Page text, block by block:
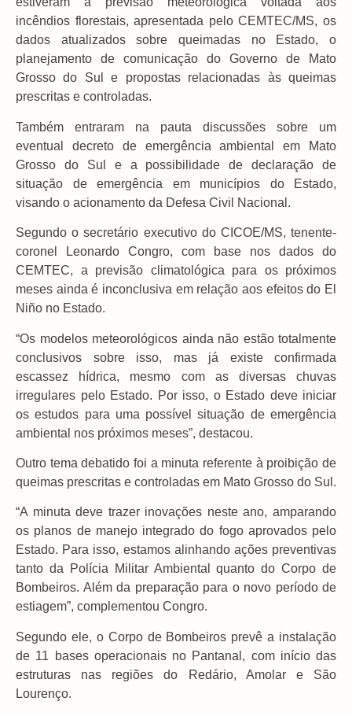
incêndios florestais, apresentada pelo CEMTEC/MS, os
dados atualizados sobre queimadas no Estado, o
planejamento de comunicação do Governo de Mato
Grosso do Sul e propostas relacionadas às queimas
prescritas e controladas.
Também entraram na pauta discussões sobre um
eventual decreto de emergência ambiental em Mato
Grosso do Sul e a possibilidade de declaração de
situação de emergência em municípios do Estado,
visando o acionamento da Defesa Civil Nacional.
Segundo o secretário executivo do CICOE/MS, tenente-
coronel Leonardo Congro, com base nos dados do
CEMTEC, a previsão climatológica para os próximos
meses ainda é inconclusiva em relação aos efeitos do El
Niño no Estado.
“Os modelos meteorológicos ainda não estão totalmente
conclusivos sobre isso, mas já existe confirmada
escassez hídrica, mesmo com as diversas chuvas
irregulares pelo Estado. Por isso, o Estado deve iniciar
os estudos para uma possível situação de emergência
ambiental nos próximos meses”, destacou.
Outro tema debatido foi a minuta referente à proibição de
queimas prescritas e controladas em Mato Grosso do Sul.
“A minuta deve trazer inovações neste ano, amparando
os planos de manejo integrado do fogo aprovados pelo
Estado. Para isso, estamos alinhando ações preventivas
tanto da Polícia Militar Ambiental quanto do Corpo de
Bombeiros. Além da preparação para o novo período de
estiagem”, complementou Congro.
Segundo ele, o Corpo de Bombeiros prevê a instalação
de 11 bases operacionais no Pantanal, com início das
estruturas nas regiões do Redário, Amolar e São
Lourenço.